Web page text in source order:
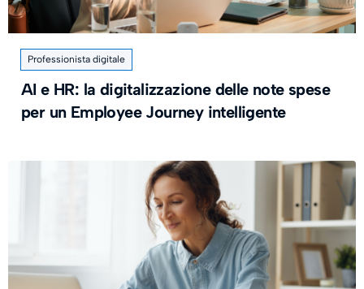
Professionista digitale
AI e HR: la digitalizzazione delle note spese
per un Employee Journey intelligente